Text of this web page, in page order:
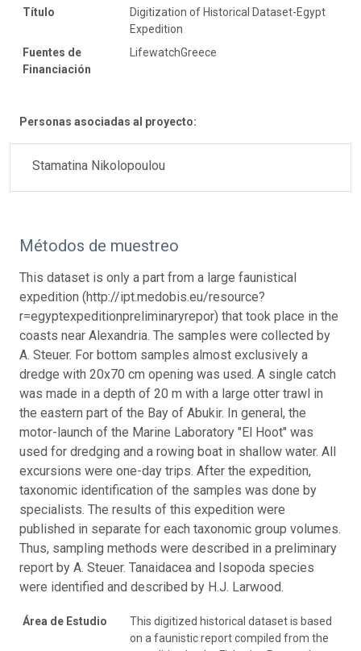
Título
Digitization of Historical Dataset-Egypt
Expedition
Fuentes de
Financiación
LifewatchGreece
Personas asociadas al proyecto:
Stamatina Nikolopoulou
Métodos de muestreo
This dataset is only a part from a large faunistical
expedition (http://ipt.medobis.eu/resource?
r=egyptexpeditionpreliminaryrepor) that took place in the
coasts near Alexandria. The samples were collected by
A. Steuer. For bottom samples almost exclusively a
dredge with 20x70 cm opening was used. A single catch
was made in a depth of 20 m with a large otter trawl in
the eastern part of the Bay of Abukir. In general, the
motor-launch of the Marine Laboratory "El Hoot" was
used for dredging and a rowing boat in shallow water. All
excursions were one-day trips. After the expedition,
taxonomic identification of the samples was done by
specialists. The results of this expedition were
published in separate for each taxonomic group volumes.
Thus, sampling methods were described in a preliminary
report by A. Steuer. Tanaidacea and Isopoda species
were identified and described by H.J. Larwood.
Área de Estudio
This digitized historical dataset is based
on a faunistic report compiled from the